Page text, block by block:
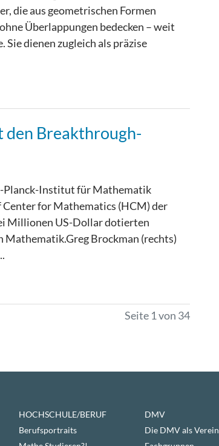
die aus geometrischen Formen
Überlappungen bedecken – weit
dienen zugleich als präzise
den Breakthrough-
Planck-Institut für Mathematik
for Mathematics (HCM) der
Millionen US-Dollar dotierten
Mathematik.Greg Brockman (rechts)
Seite 1 von 34
HOCHSCHULE/BERUF
Berufsportraits
DMV
Die DMV als Verein